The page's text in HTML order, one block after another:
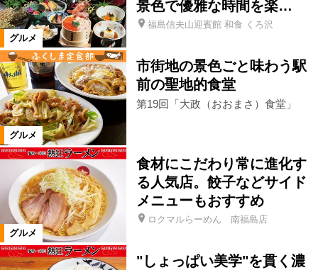
仙台市 米沢市 高畠町
福島市郊外 福島市市街地
カテゴリ
洋食 中国料理・台湾料理
韓国料理 カレー 餃子
アジア料理
グルメ
景色で優雅な時間を楽…
福島信夫山迎賓館 和食 くろ沢
グルメ
市街地の景色ごと味わう駅
前の聖地的食堂
第19回「大政（おおまさ）食堂」
グルメ
食材にこだわり常に進化す
る人気店。餃子などサイド
メニューもおすすめ
ロクマルらーめん 南福島店
"しょっぱい美学"を貫く濃